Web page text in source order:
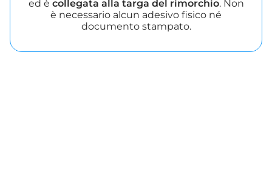
ed è collegata alla targa del rimorchio. Non
è necessario alcun adesivo fisico né
documento stampato.